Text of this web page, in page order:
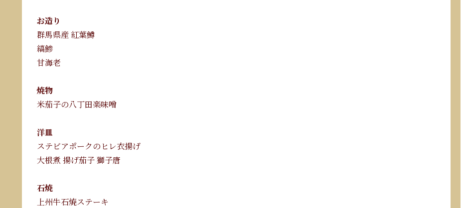
お造り
群馬県産 紅葉鱒
縞鯵
甘海老
焼物
米茄子の八丁田楽味噌
洋皿
ステビアポークのヒレ衣揚げ
大根煮 揚げ茄子 獅子唐
石焼
上州牛石焼ステーキ